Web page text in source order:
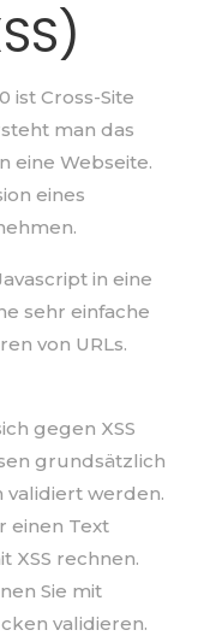
ist Cross-Site
man das
eine Webseite.
eines
in eine
sehr einfache
von URLs.
gegen XSS
grundsätzlich
werden.
einen Text
XSS rechnen.
Sie mit
validieren.